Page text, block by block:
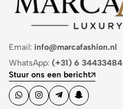
Email: info@marcafashion.nl
WhatsApp: (+31) 6 34433484
Stuur ons een bericht